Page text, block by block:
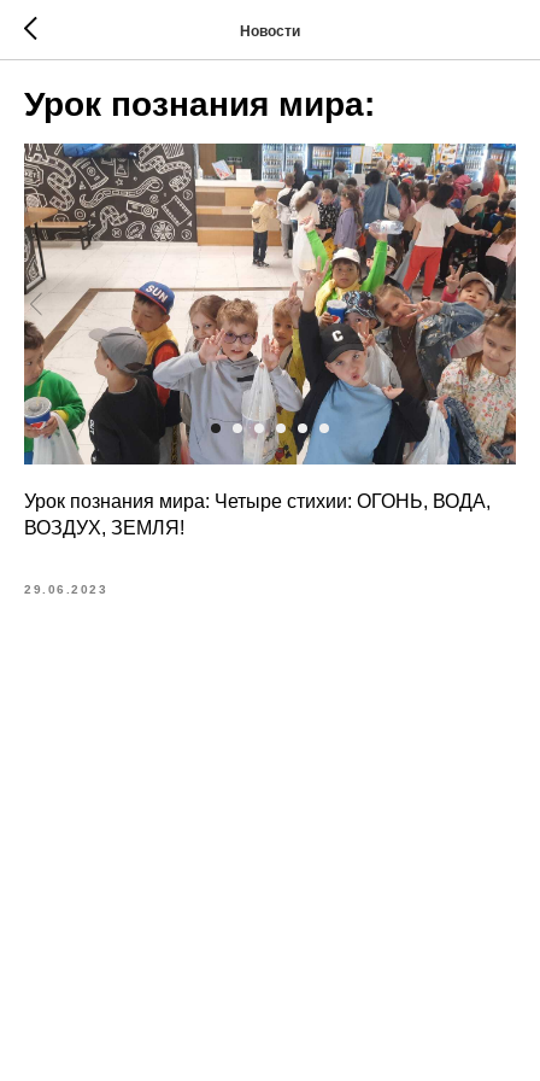
Новости
Урок познания мира:
Урок познания мира: Четыре стихии: ОГОНЬ, ВОДА,
ВОЗДУХ, ЗЕМЛЯ!
29.06.2023